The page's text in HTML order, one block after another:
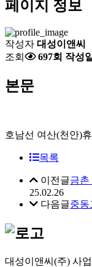
페이지 정보
작성자 대성이앤씨
조회
697회 작성
본문
호남선 여산(천안)
목록
이전글금촌
25.02.26
다음글중동
대성이앤씨(주) 사